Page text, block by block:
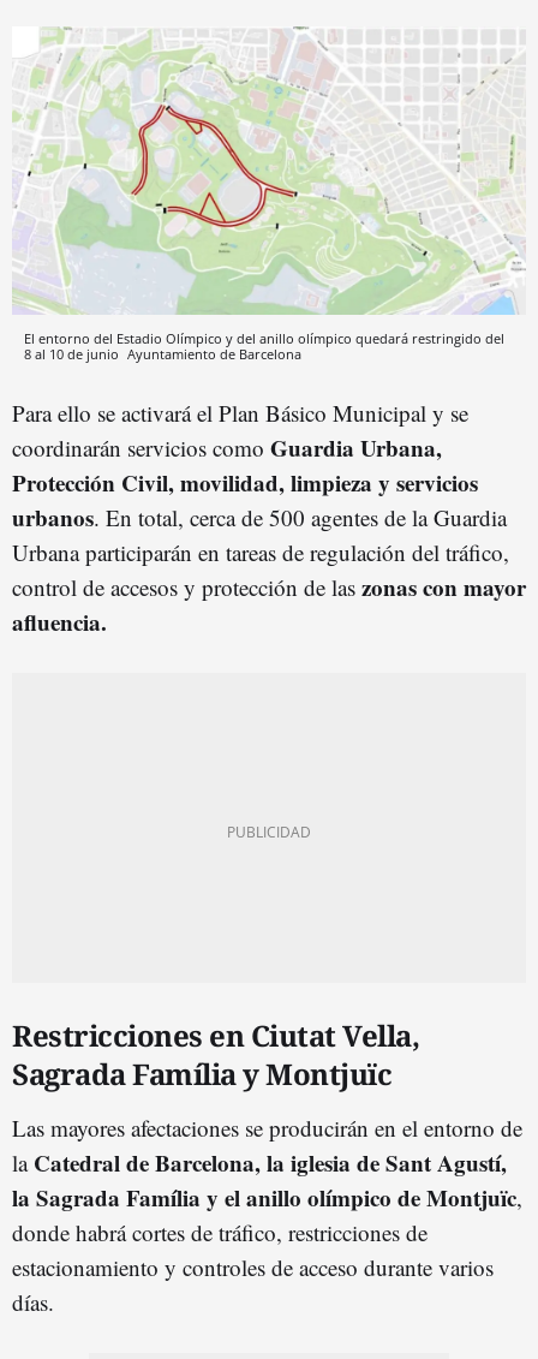
El entorno del Estadio Olímpico y del anillo olímpico quedará restringido del
8 al 10 de junio Ayuntamiento de Barcelona
Para ello se activará el Plan Básico Municipal y se
coordinarán servicios como Guardia Urbana,
Protección Civil, movilidad, limpieza y servicios
urbanos. En total, cerca de 500 agentes de la Guardia
Urbana participarán en tareas de regulación del tráfico,
control de accesos y protección de las zonas con mayor
afluencia.
Restricciones en Ciutat Vella,
Sagrada Família y Montjuïc
Las mayores afectaciones se producirán en el entorno de
la Catedral de Barcelona, la iglesia de Sant Agustí,
la Sagrada Família y el anillo olímpico de Montjuïc,
donde habrá cortes de tráfico, restricciones de
estacionamiento y controles de acceso durante varios
días.